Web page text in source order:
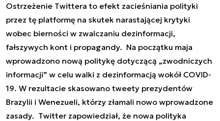
Ostrzeżenie Twittera to efekt zacieśniania polityki
przez tę platformę na skutek narastającej krytyki
wobec bierności w zwalczaniu dezinformacji,
fałszywych kont i propagandy. Na początku maja
wprowadzono nową politykę dotyczącą „zwodniczych
informacji” w celu walki z dezinformacją wokół COVID-
19. W rezultacie skasowano tweety prezydentów
Brazylii i Wenezueli, którzy złamali nowo wprowadzone
zasady. Twitter zapowiedział, że nowa polityka